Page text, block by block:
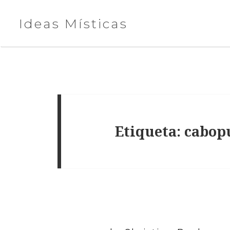
Ideas Místicas
Etiqueta: